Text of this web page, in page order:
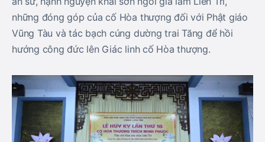
những đóng góp của cố Hòa thượng đối với Phật giáo
Vũng Tàu và tác bạch cúng dường trai Tăng để hồi
hướng công đức lên Giác linh cố Hòa thượng.